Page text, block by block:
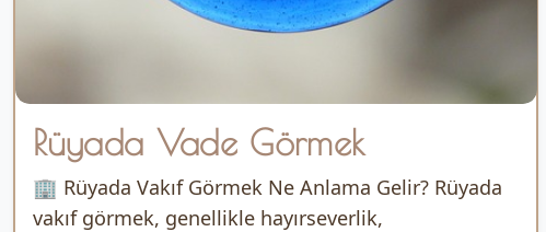
Rüyada Vade Görmek
🏢 Rüyada Vakıf Görmek Ne Anlama Gelir? Rüyada
vakıf görmek, genellikle hayırseverlik,